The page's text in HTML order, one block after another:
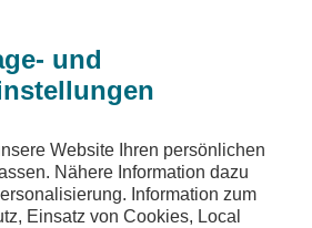
aufgetreten
Seite wurde nicht gefunden
und
Website Ihren persönlichen
Nähere Information dazu
Information zum
Einsatz von Cookies, Local